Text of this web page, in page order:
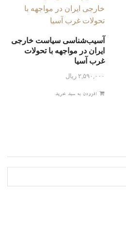
آسیب‌شناسی سیاست خارجی
ایران در مواجهه با تحولات
غرب آسیا
۲,۵۹۰,۰۰۰ ریال
افزودن به سبد خرید